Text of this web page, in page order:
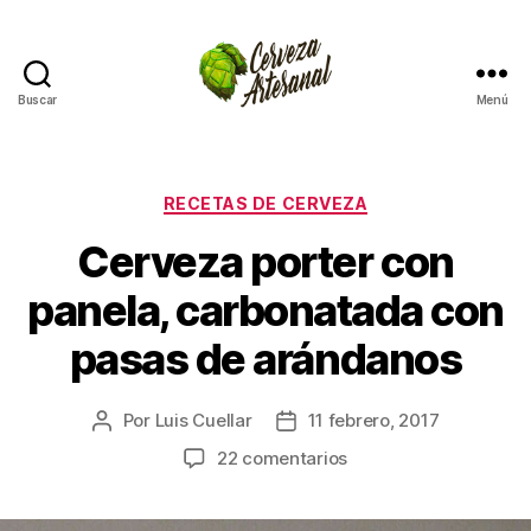
Buscar
artesanal
casa
Menú
Categorías
RECETAS DE CERVEZA
Cerveza porter con
panela, carbonatada con
pasas de arándanos
Autor
Por Luis Cuellar
Fecha
de
11 febrero, 2017
22 comentariosen